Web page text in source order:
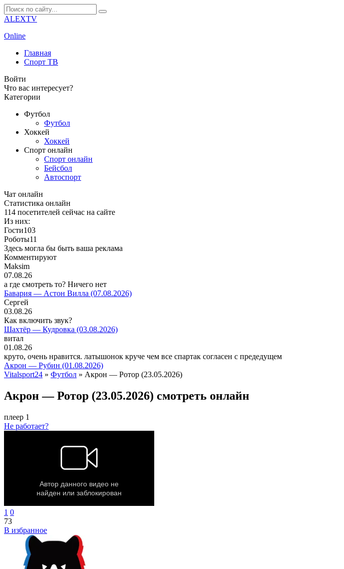
ALEXTV
Online
Главная
Спорт ТВ
Войти
Что вас интересует?
Категории
Футбол
Футбол
Хоккей
Хоккей
Спорт онлайн
Спорт онлайн
Бейсбол
Автоспорт
Чат онлайн
Cтатистика онлайн
114 посетителей сейчас на сайте
Из них:
Гости103
Роботы11
Здесь могла бы быть ваша реклама
Комментируют
Maksim
07.08.26
а где смотреть то? Ничего нет
Бавария — Астон Вилла (07.08.2026)
Сергей
03.08.26
Как включить звук?
Шахтёр — Кудровка (03.08.2026)
витал
01.08.26
круто, очень нравится. латышонок круче чем все спартак согласен с предедущем
Акрон — Рубин (01.08.2026)
Vitalsport24 » Футбол » Акрон — Ротор (23.05.2026)
Акрон — Ротор (23.05.2026) смотреть онлайн
плеер 1
Не работает?
1 0
73
В избранное